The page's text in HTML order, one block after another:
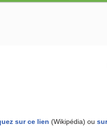
sur ce lien (Wikipédia) ou